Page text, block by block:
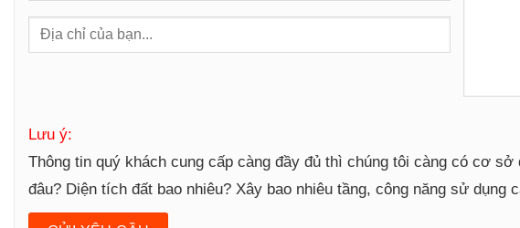
Lưu ý:
Thông tin quý khách cung cấp càng đầy đủ thì chúng tôi càng có cơ
đâu? Diện tích đất bao nhiêu? Xây bao nhiêu tầng, công năng sử dụng